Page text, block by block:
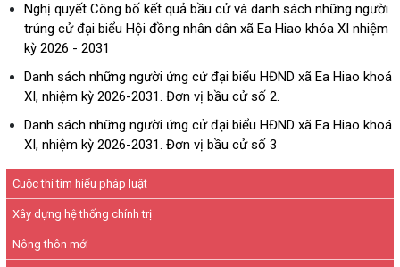
Cuộc thi tìm hiểu pháp luật
Xây dựng hệ thống chính trị
Nông thôn mới
Nghị quyết Công bố kết quả bầu cử và danh sách những người
trúng cử đại biểu Hội đồng nhân dân xã Ea Hiao khóa XI nhiệm
kỳ 2026 - 2031
Danh sách những người ứng cử đại biểu HĐND xã Ea Hiao khoá
XI, nhiệm kỳ 2026-2031. Đơn vị bầu cử số 2.
Danh sách những người ứng cử đại biểu HĐND xã Ea Hiao khoá
XI, nhiệm kỳ 2026-2031. Đơn vị bầu cử số 3